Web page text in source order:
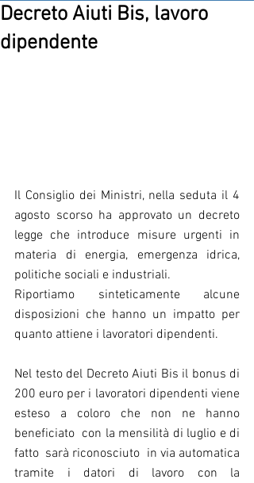
Decreto Aiuti Bis, lavoro
dipendente
Il Consiglio dei Ministri, nella seduta il 4
agosto scorso ha approvato un decreto
legge che introduce misure urgenti in
materia di energia, emergenza idrica,
politiche sociali e industriali.
Riportiamo sinteticamente alcune
disposizioni che hanno un impatto per
quanto attiene i lavoratori dipendenti.
Nel testo del Decreto Aiuti Bis il bonus di
200 euro per i lavoratori dipendenti viene
esteso a coloro che non ne hanno
beneficiato  con la mensilità di luglio e di
fatto  sarà riconosciuto  in via automatica
tramite i datori di lavoro con la